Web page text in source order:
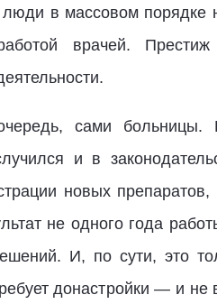
в массовом порядке
врачей. Престиж
сами больницы.
и в
новых
не одного года
И, по сути, это
донастройки — и